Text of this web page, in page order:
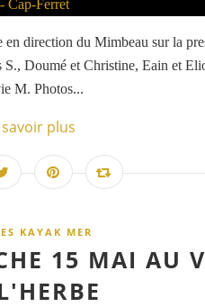
direction du Mimbeau sur la
Doumé et Christine, Eain et
M. Photos...
savoir plus
KAYAK MER
15 MAI AU